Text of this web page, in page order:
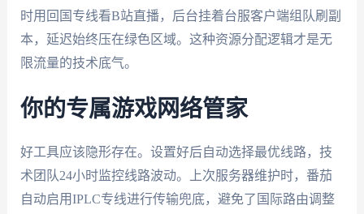
时用回国专线看B站直播，后台挂着台服客户端组队刷副
本，延迟始终压在绿色区域。这种资源分配逻辑才是无
限流量的技术底气。
你的专属游戏网络管家
好工具应该隐形存在。设置好后自动选择最优线路，技
术团队24小时监控线路波动。上次服务器维护时，番茄
自动启用IPLC专线进行传输兜底，避免了国际路由调整